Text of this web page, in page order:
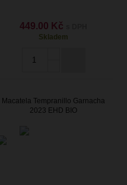
449.00 Kč
Skladem
Macatela Tempranillo Garnacha
2023 EHD BIO